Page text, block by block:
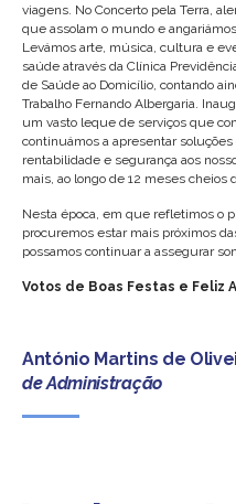
viagens. No Concerto pela Terra,
que assolam o mundo e
Levámos arte, música, cultura e
saúde através da Clínica
de Saúde ao Domicílio, contando
Trabalho Fernando Albergaria.
um vasto leque de serviços que
continuámos a apresentar
rentabilidade e segurança aos
mais, ao longo de 12 meses cheios
Nesta época, em que refletimos o
procuremos estar mais próximos
possamos continuar a assegurar
Votos de Boas Festas e Feliz
António Martins de
de Administração